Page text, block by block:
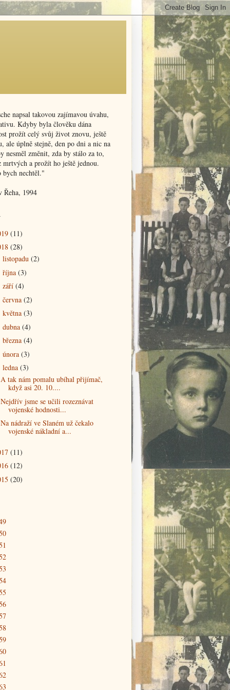
napsal takovou zajímavou úvahu,
Kdyby byla člověku dána
prožít celý svůj život znovu, ještě
ale úplně stejně, den po dni a nic na
nesměl změnit, zda by stálo za to,
mrtvých a prožít ho ještě jednou.
bych nechtěl."
Řeha, 1994
(11)
(28)
listopadu (2)
října (3)
září (4)
června (2)
května (3)
dubna (4)
března (4)
února (3)
ledna (3)
A tak nám pomalu ubíhal přijímač,
když asi 20. 10....
Nejdřív jsme se učili rozeznávat
vojenské hodnosti...
Na nádraží ve Slaném už čekalo
vojenské nákladní a...
(11)
(12)
(20)